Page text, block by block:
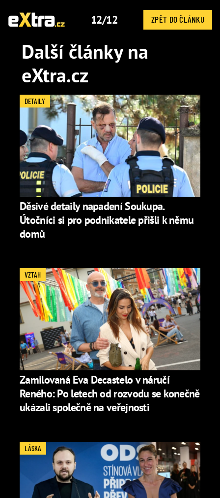
12/12 ZPĚT DO ČLÁNKU
Další články na
eXtra.cz
Děsivé detaily napadení Soukupa.
Útočníci si pro podnikatele přišli k němu
domů
DETAILY
Zamilovaná Eva Decastelo v náručí
Reného: Po letech od rozvodu se konečně
ukázali společně na veřejnosti
VZTAH
LÁSKA